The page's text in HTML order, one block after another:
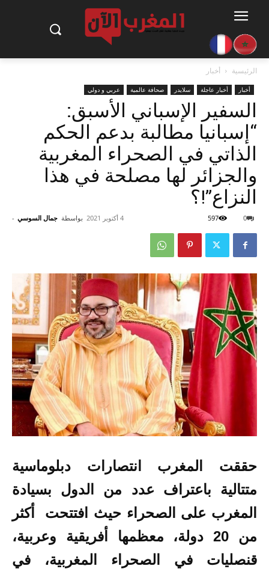
الرئيسية أخبار
أخبار أخبار عاجلة سلايدر صحافة عالمية عربي و دولي
السفير الإسباني الأسبق:
“إسبانيا مطالبة بدعم الحكم
الذاتي في الصحراء المغربية
والجزائر لها مصلحة في هذا
النزاع”!؟
بواسطة جمال السوسي - 4 أكتوبر 2021 0
597
حققت المغرب انتصارات دبلوماسية
متتالية باعتراف عدد من الدول بسيادة
المغرب على الصحراء حيث افتتحت أكثر
من 20 دولة، معظمها أفريقية وعربية،
قنصليات في الصحراء المغربية، في